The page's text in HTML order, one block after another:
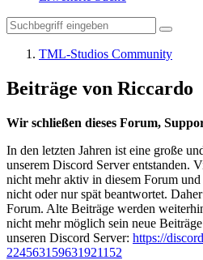
TML-Studios Community
Beiträge von Riccardo
Wir schließen dieses Forum,
In den letzten Jahren ist eine große
unserem Discord Server entstanden.
nicht mehr aktiv in diesem Forum
nicht oder nur spät beantwortet.
Forum. Alte Beiträge werden
nicht mehr möglich sein neue
unseren Discord Server: https://
224563159631921152